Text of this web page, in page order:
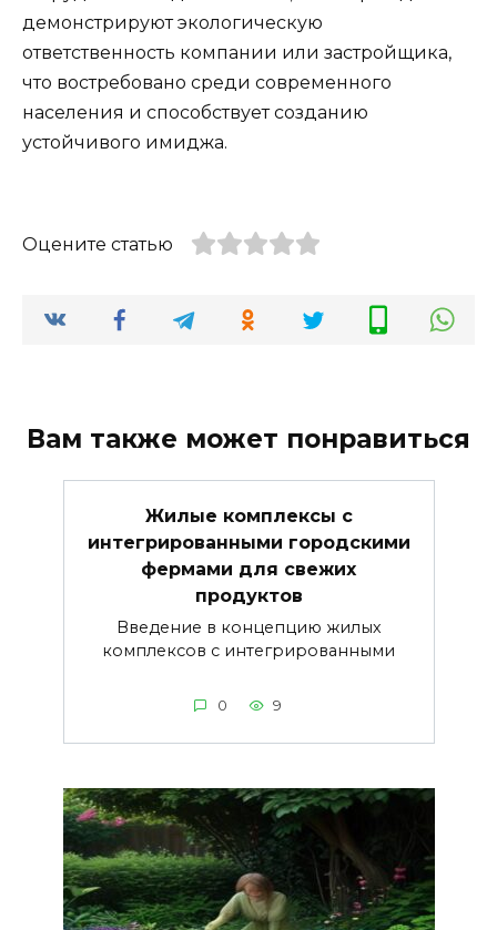
демонстрируют экологическую
ответственность компании или застройщика,
что востребовано среди современного
населения и способствует созданию
устойчивого имиджа.
Оцените статью
Вам также может понравиться
Жилые комплексы с
интегрированными городскими
фермами для свежих
продуктов
Введение в концепцию жилых
комплексов с интегрированными
0 9